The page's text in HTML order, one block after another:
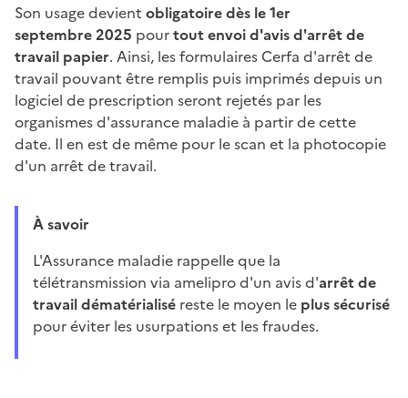
Son usage devient obligatoire dès le 1er
septembre 2025 pourtout envoi d'avis d'arrêt de
travail papier. Ainsi, les formulaires Cerfa d'arrêt de
travail pouvant être remplis puis imprimés depuis un
logiciel de prescription seront rejetés par les
organismes d'assurance maladie à partir de cette
date. Il en est de même pour le scan et la photocopie
d'un arrêt de travail.
À savoir
L'Assurance maladie rappelle que la
télétransmission via amelipro d'un avis d'arrêt de
travail dématérialisé reste le moyen le plus sécurisé
pour éviter les usurpations et les fraudes.